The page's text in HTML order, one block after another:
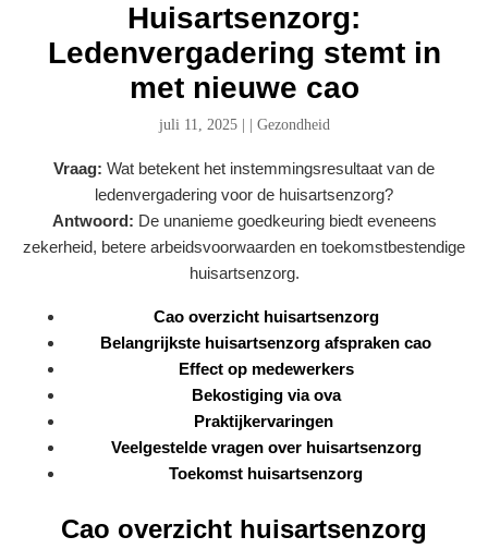
Huisartsenzorg:
Ledenvergadering stemt in
met nieuwe cao
juli 11, 2025| Gezondheid
Vraag: Wat betekent het instemmingsresultaat van de
ledenvergadering voor de huisartsenzorg?
Antwoord: De unanieme goedkeuring biedt eveneens
zekerheid, betere arbeidsvoorwaarden en toekomstbestendige
huisartsenzorg.
Cao overzicht huisartsenzorg
Belangrijkste huisartsenzorg afspraken cao
Effect op medewerkers
Bekostiging via ova
Praktijkervaringen
Veelgestelde vragen over huisartsenzorg
Toekomst huisartsenzorg
Cao overzicht huisartsenzorg